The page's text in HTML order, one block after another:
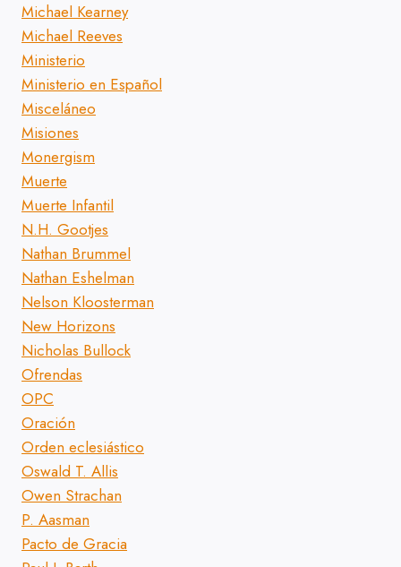
Michael Kearney
Michael Reeves
Ministerio
Ministerio en Español
Misceláneo
Misiones
Monergism
Muerte
Muerte Infantil
N.H. Gootjes
Nathan Brummel
Nathan Eshelman
Nelson Kloosterman
New Horizons
Nicholas Bullock
Ofrendas
OPC
Oración
Orden eclesiástico
Oswald T. Allis
Owen Strachan
P. Aasman
Pacto de Gracia